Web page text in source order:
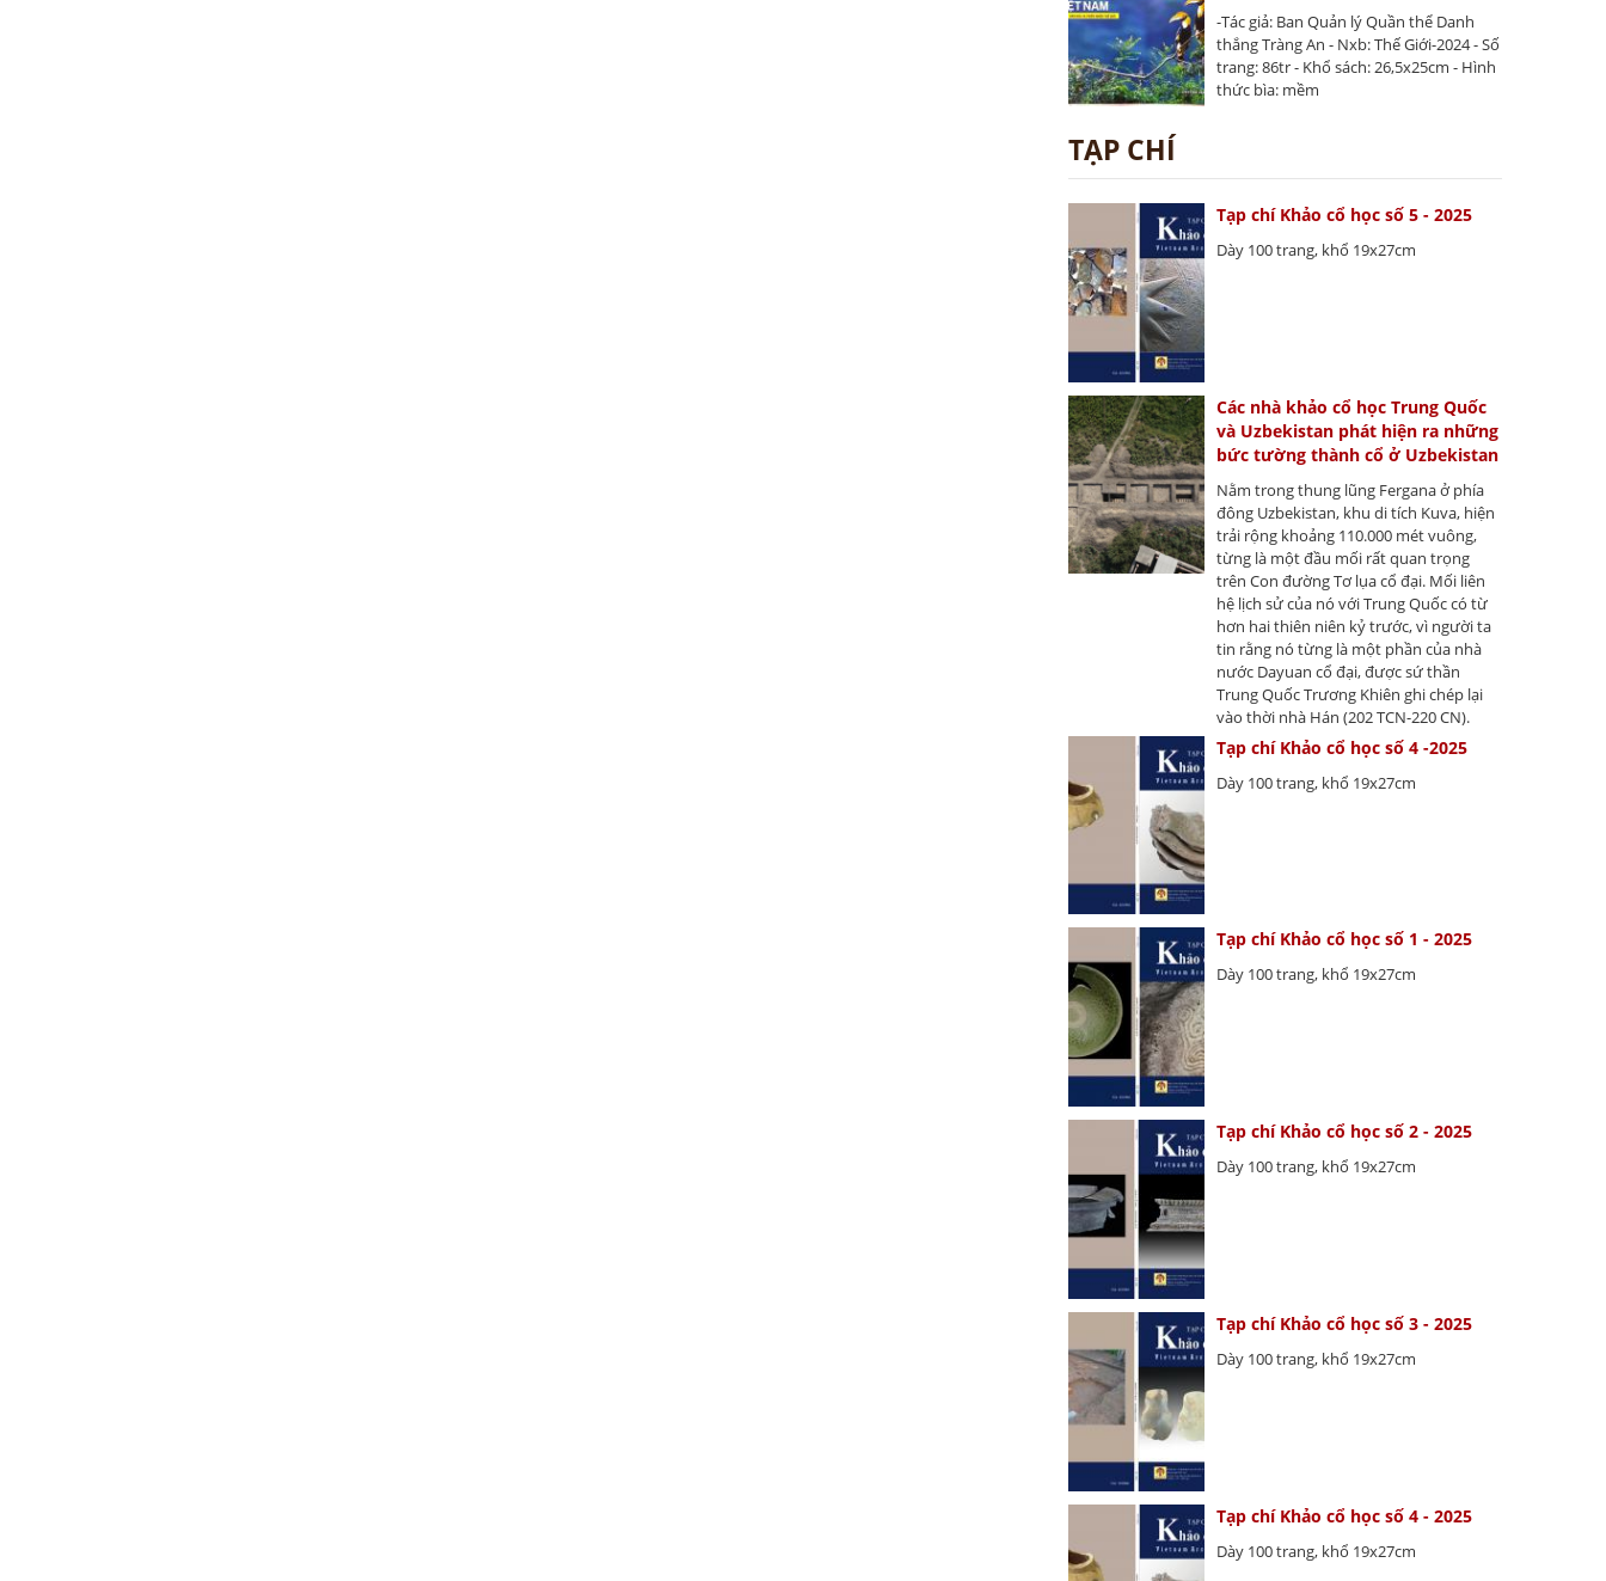
-Tác giả: Ban Quản lý Quần thể Danh
thắng Tràng An - Nxb: Thế Giới-2024 - Số
trang: 86tr - Khổ sách: 26,5x25cm - Hình
thức bìa: mềm
TẠP CHÍ
Tạp chí Khảo cổ học số 5 - 2025
Dày 100 trang, khổ 19x27cm
Các nhà khảo cổ học Trung Quốc
và Uzbekistan phát hiện ra những
bức tường thành cổ ở Uzbekistan
Nằm trong thung lũng Fergana ở phía
đông Uzbekistan, khu di tích Kuva, hiện
trải rộng khoảng 110.000 mét vuông,
từng là một đầu mối rất quan trọng
trên Con đường Tơ lụa cổ đại. Mối liên
hệ lịch sử của nó với Trung Quốc có từ
hơn hai thiên niên kỷ trước, vì người ta
tin rằng nó từng là một phần của nhà
nước Dayuan cổ đại, được sứ thần
Trung Quốc Trương Khiên ghi chép lại
vào thời nhà Hán (202 TCN-220 CN).
Tạp chí Khảo cổ học số 4 -2025
Dày 100 trang, khổ 19x27cm
Tạp chí Khảo cổ học số 1 - 2025
Dày 100 trang, khổ 19x27cm
Tạp chí Khảo cổ học số 2 - 2025
Dày 100 trang, khổ 19x27cm
Tạp chí Khảo cổ học số 3 - 2025
Dày 100 trang, khổ 19x27cm
Tạp chí Khảo cổ học số 4 - 2025
Dày 100 trang, khổ 19x27cm